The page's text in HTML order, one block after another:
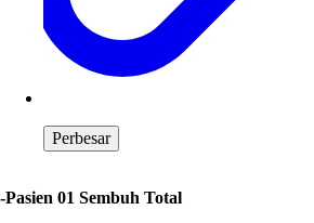
Perbesar
-Pasien 01 Sembuh Total